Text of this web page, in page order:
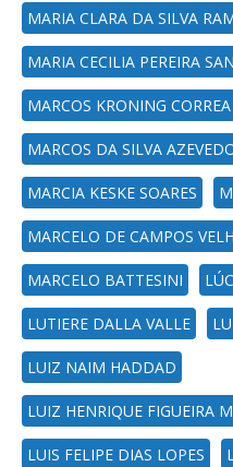
MARIA CLARA DA SILVA
MARIA CECILIA PEREIRA
MARCOS KRONING CORREA
MARCOS DA SILVA
MARCIA KESKE SOARES
MARCELO DE CAMPOS
MARCELO BATTESINI
LUTIERE DALLA VALLE
LUIZ NAIM HADDAD
LUIZ HENRIQUE FIGUEIRA
LUIS FELIPE DIAS LOPES